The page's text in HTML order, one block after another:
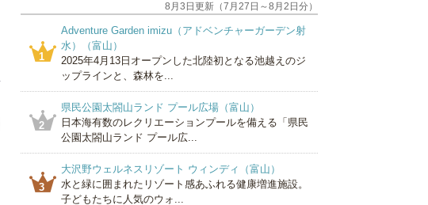
8月3日更新（7月27日～8月2日分）
1
Adventure Garden imizu（アドベンチャーガーデン射
水）（富山）
2025年4月13日オープンした北陸初となる池越えのジ
ップラインと、森林を...
2
県民公園太閤山ランド プール広場（富山）
日本海有数のレクリエーションプールを備える「県民
公園太閤山ランド プール広...
3
大沢野ウェルネスリゾート ウィンディ（富山）
水と緑に囲まれたリゾート感あふれる健康増進施設。
子どもたちに人気のウォ...